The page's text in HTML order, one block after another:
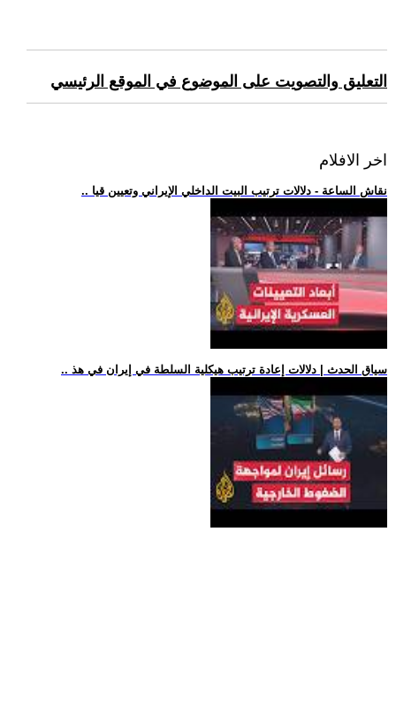
التعليق والتصويت على الموضوع في الموقع الرئيسي
اخر الافلام
.. نقاش الساعة - دلالات ترتيب البيت الداخلي الإيراني وتعيين قيا
.. سياق الحدث | دلالات إعادة ترتيب هيكلية السلطة في إيران في هذ